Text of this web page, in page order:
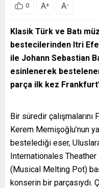
0 A+ A-
Klasik Türk ve Batı
bestecilerinden Itri
ile Johann Sebastian
esinlenerek
parça ilk kez
Bir süredir
Kerem Memişoğlu’nun
bestelediği eser,
Internationales Theather
(Musical Melting Pot)
konserin bir parçasıydı.